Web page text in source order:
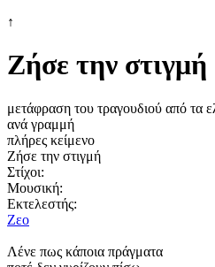
↑
Ζήσε την στιγμή
μετάφραση του τραγουδιού από τα
ανά γραμμή
πλήρες κείμενο
Ζήσε την στιγμή
Στίχοι:
Μουσική:
Εκτελεστής:
Ζεο
Λένε πως κάποια πράγματα